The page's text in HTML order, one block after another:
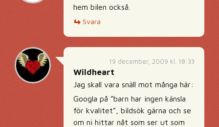
hem bilen också.
Svara
19 december, 2009 kl. 18:33
Wildheart
Jag skall vara snäll mot många här:
Googla på ”barn har ingen känsla
för kvalitet”, bildsök gärna och se
om ni hittar nåt som ser ut som